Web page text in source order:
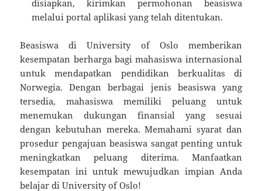
disiapkan, kirimkan permohonan beasiswa
melalui portal aplikasi yang telah ditentukan.
Beasiswa di University of Oslo memberikan
kesempatan berharga bagi mahasiswa internasional
untuk mendapatkan pendidikan berkualitas di
Norwegia. Dengan berbagai jenis beasiswa yang
tersedia, mahasiswa memiliki peluang untuk
menemukan dukungan finansial yang sesuai
dengan kebutuhan mereka. Memahami syarat dan
prosedur pengajuan beasiswa sangat penting untuk
meningkatkan peluang diterima. Manfaatkan
kesempatan ini untuk mewujudkan impian Anda
belajar di University of Oslo!